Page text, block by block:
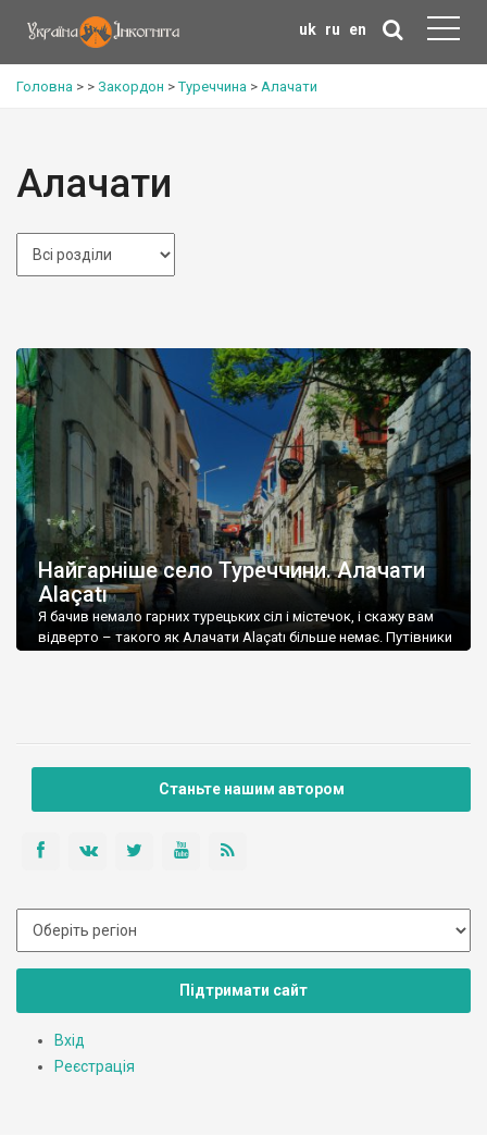
uk ru en
Головна > > Закордон >Туреччина > Алачати
Алачати
Найгарніше село Туреччини. Алачати
Alaçatı
Я бачив немало гарних турецьких сіл і містечок, і скажу вам
відверто – такого як Алачати Alaçatı більше немає. Путівники
стіною. Цими затишними вулицями можна […]
Станьте нашим автором
Підтримати сайт
Вхід
Реєстрація